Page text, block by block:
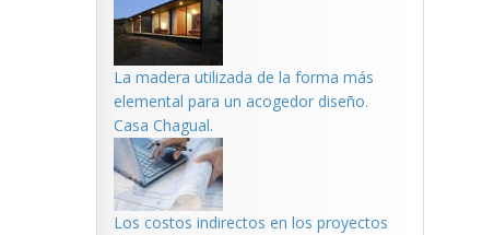
La madera utilizada de la forma más
elemental para un acogedor diseño.
Casa Chagual.
Los costos indirectos en los proyectos